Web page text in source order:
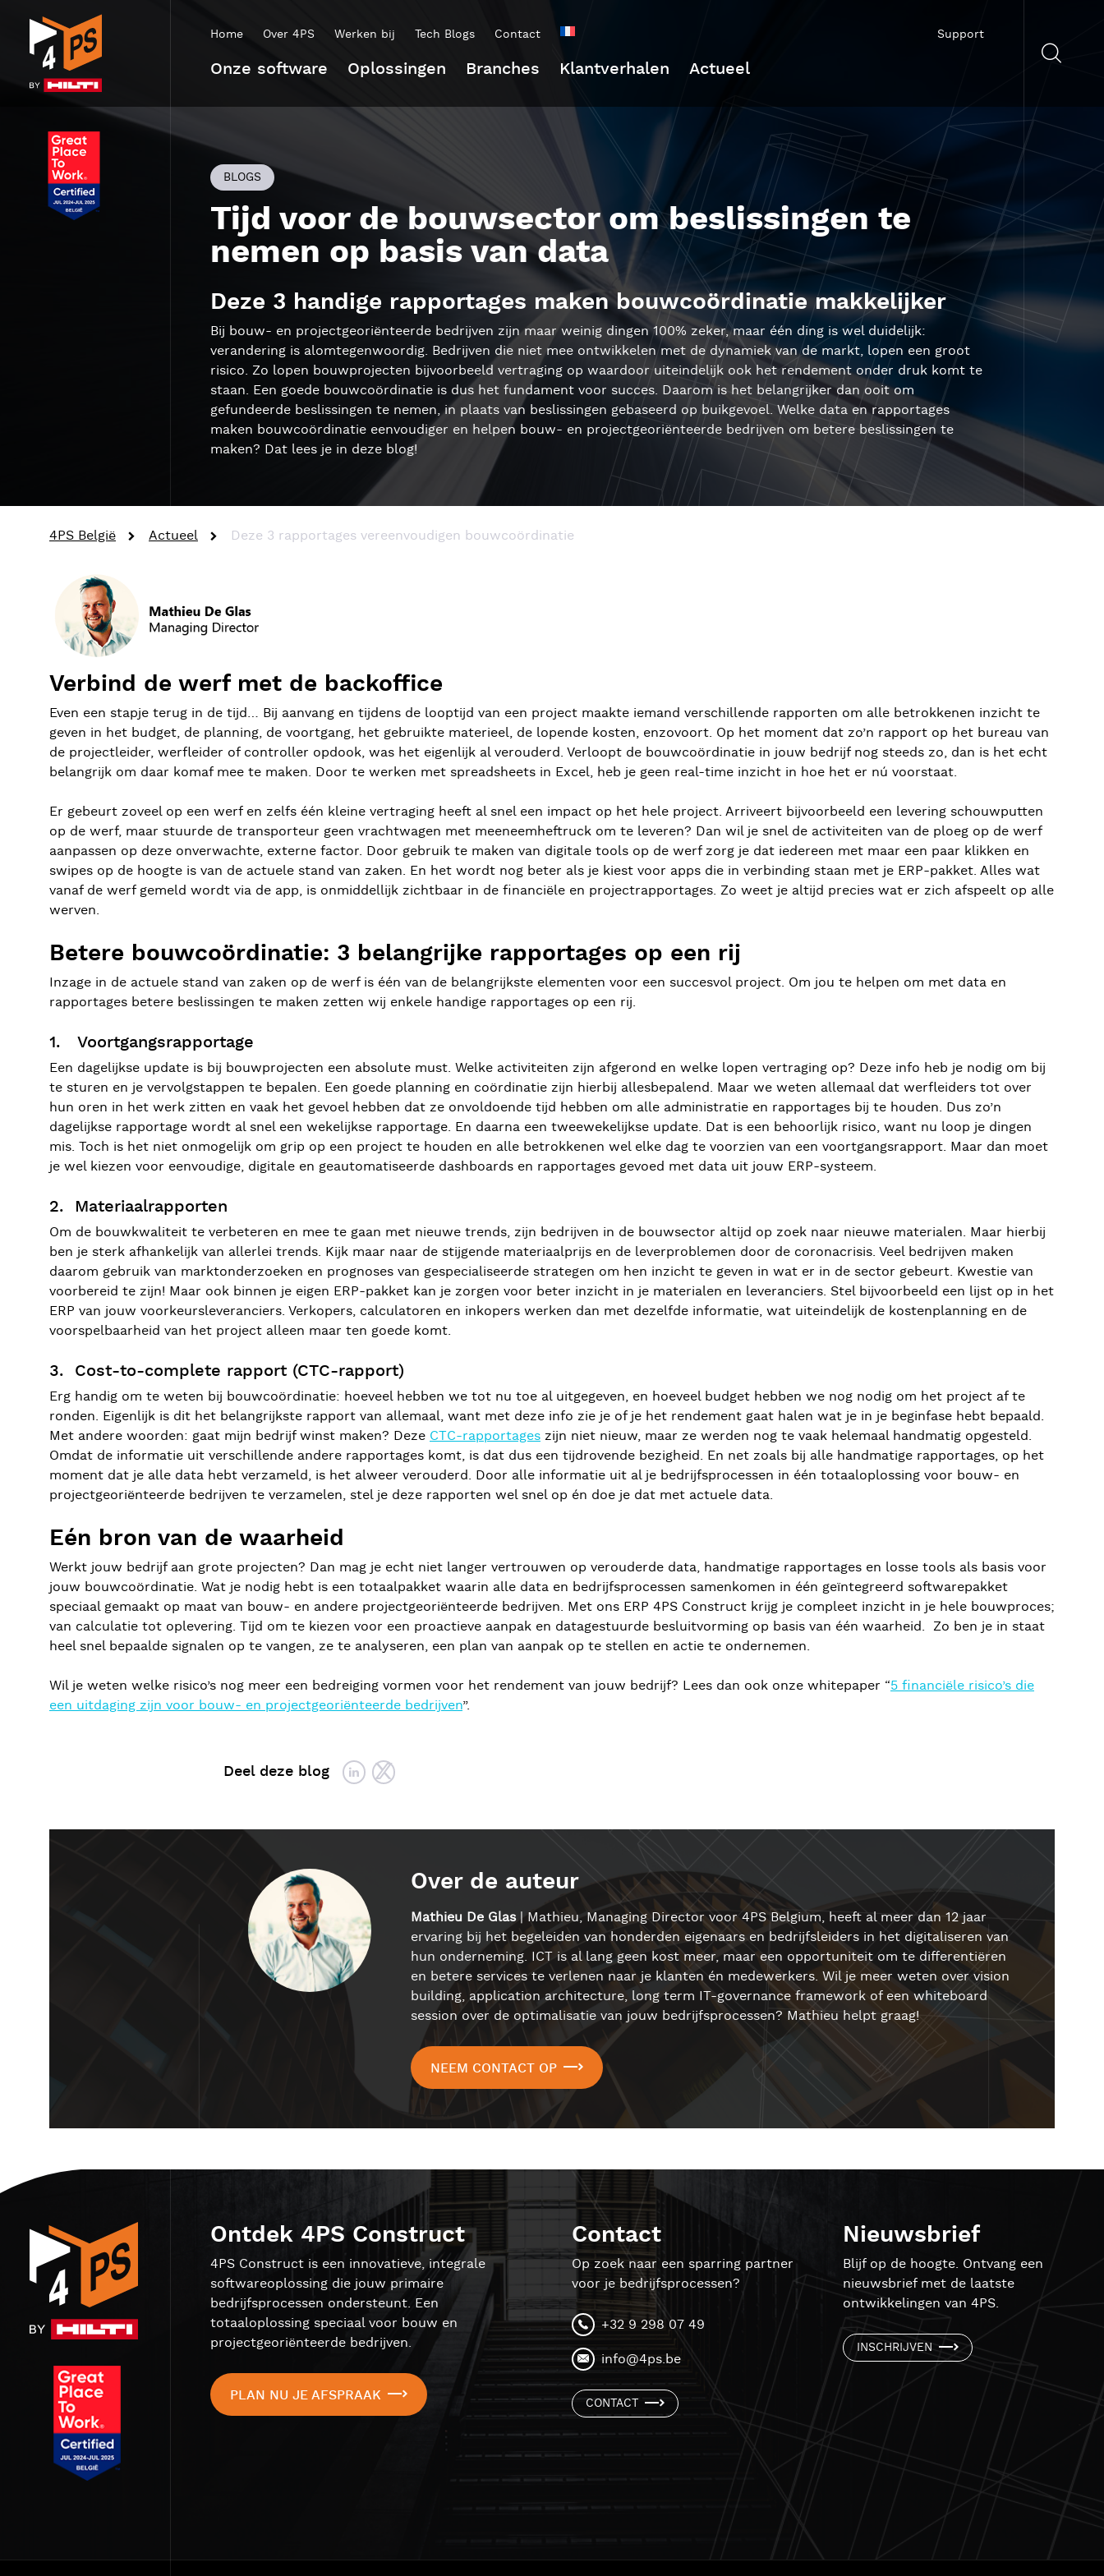
Home Over 4PS Werken bij Tech Blogs Contact
Onze software Oplossingen Branches Klantverhalen Actueel
Support
BLOGS
Tijd voor de bouwsector om beslissingen te
nemen op basis van data
Deze 3 handige rapportages maken bouwcoördinatie makkelijker
Bij bouw- en projectgeoriënteerde bedrijven zijn maar weinig dingen 100% zeker, maar één ding is wel duidelijk:
verandering is alomtegenwoordig. Bedrijven die niet mee ontwikkelen met de dynamiek van de markt, lopen een groot
risico. Zo lopen bouwprojecten bijvoorbeeld vertraging op waardoor uiteindelijk ook het rendement onder druk komt te
staan. Een goede bouwcoördinatie is dus het fundament voor succes. Daarom is het belangrijker dan ooit om
gefundeerde beslissingen te nemen, in plaats van beslissingen gebaseerd op buikgevoel. Welke data en rapportages
maken bouwcoördinatie eenvoudiger en helpen bouw- en projectgeoriënteerde bedrijven om betere beslissingen te
maken? Dat lees je in deze blog!
4PS België Actueel Deze 3 rapportages vereenvoudigen bouwcoördinatie
Verbind de werf met de backoffice
Even een stapje terug in de tijd… Bij aanvang en tijdens de looptijd van een project maakte iemand verschillende rapporten om alle betrokkenen inzicht te
geven in het budget, de planning, de voortgang, het gebruikte materieel, de lopende kosten, enzovoort. Op het moment dat zo’n rapport op het bureau van
de projectleider, werfleider of controller opdook, was het eigenlijk al verouderd. Verloopt de bouwcoördinatie in jouw bedrijf nog steeds zo, dan is het echt
belangrijk om daar komaf mee te maken. Door te werken met spreadsheets in Excel, heb je geen real-time inzicht in hoe het er nú voorstaat.
Er gebeurt zoveel op een werf en zelfs één kleine vertraging heeft al snel een impact op het hele project. Arriveert bijvoorbeeld een levering schouwputten
op de werf, maar stuurde de transporteur geen vrachtwagen met meeneemheftruck om te leveren? Dan wil je snel de activiteiten van de ploeg op de werf
aanpassen op deze onverwachte, externe factor. Door gebruik te maken van digitale tools op de werf zorg je dat iedereen met maar een paar klikken en
swipes op de hoogte is van de actuele stand van zaken. En het wordt nog beter als je kiest voor apps die in verbinding staan met je ERP-pakket. Alles wat
vanaf de werf gemeld wordt via de app, is onmiddellijk zichtbaar in de financiële en projectrapportages. Zo weet je altijd precies wat er zich afspeelt op alle
werven.
Betere bouwcoördinatie: 3 belangrijke rapportages op een rij
Inzage in de actuele stand van zaken op de werf is één van de belangrijkste elementen voor een succesvol project. Om jou te helpen om met data en
rapportages betere beslissingen te maken zetten wij enkele handige rapportages op een rij.
1. Voortgangsrapportage
Een dagelijkse update is bij bouwprojecten een absolute must. Welke activiteiten zijn afgerond en welke lopen vertraging op? Deze info heb je nodig om bij
te sturen en je vervolgstappen te bepalen. Een goede planning en coördinatie zijn hierbij allesbepalend. Maar we weten allemaal dat werfleiders tot over
hun oren in het werk zitten en vaak het gevoel hebben dat ze onvoldoende tijd hebben om alle administratie en rapportages bij te houden. Dus zo’n
dagelijkse rapportage wordt al snel een wekelijkse rapportage. En daarna een tweewekelijkse update. Dat is een behoorlijk risico, want nu loop je dingen
mis. Toch is het niet onmogelijk om grip op een project te houden en alle betrokkenen wel elke dag te voorzien van een voortgangsrapport. Maar dan moet
je wel kiezen voor eenvoudige, digitale en geautomatiseerde dashboards en rapportages gevoed met data uit jouw ERP-systeem.
2. Materiaalrapporten
Om de bouwkwaliteit te verbeteren en mee te gaan met nieuwe trends, zijn bedrijven in de bouwsector altijd op zoek naar nieuwe materialen. Maar hierbij
ben je sterk afhankelijk van allerlei trends. Kijk maar naar de stijgende materiaalprijs en de leverproblemen door de coronacrisis. Veel bedrijven maken
daarom gebruik van marktonderzoeken en prognoses van gespecialiseerde strategen om hen inzicht te geven in wat er in de sector gebeurt. Kwestie van
voorbereid te zijn! Maar ook binnen je eigen ERP-pakket kan je zorgen voor beter inzicht in je materialen en leveranciers. Stel bijvoorbeeld een lijst op in het
ERP van jouw voorkeursleveranciers. Verkopers, calculatoren en inkopers werken dan met dezelfde informatie, wat uiteindelijk de kostenplanning en de
voorspelbaarheid van het project alleen maar ten goede komt.
3. Cost-to-complete rapport (CTC-rapport)
Erg handig om te weten bij bouwcoördinatie: hoeveel hebben we tot nu toe al uitgegeven, en hoeveel budget hebben we nog nodig om het project af te
ronden. Eigenlijk is dit het belangrijkste rapport van allemaal, want met deze info zie je of je het rendement gaat halen wat je in je beginfase hebt bepaald.
Met andere woorden: gaat mijn bedrijf winst maken? Deze CTC-rapportages zijn niet nieuw, maar ze werden nog te vaak helemaal handmatig opgesteld.
Omdat de informatie uit verschillende andere rapportages komt, is dat dus een tijdrovende bezigheid. En net zoals bij alle handmatige rapportages, op het
moment dat je alle data hebt verzameld, is het alweer verouderd. Door alle informatie uit al je bedrijfsprocessen in één totaaloplossing voor bouw- en
projectgeoriënteerde bedrijven te verzamelen, stel je deze rapporten wel snel op én doe je dat met actuele data.
Eén bron van de waarheid
Werkt jouw bedrijf aan grote projecten? Dan mag je echt niet langer vertrouwen op verouderde data, handmatige rapportages en losse tools als basis voor
jouw bouwcoördinatie. Wat je nodig hebt is een totaalpakket waarin alle data en bedrijfsprocessen samenkomen in één geïntegreerd softwarepakket
speciaal gemaakt op maat van bouw- en andere projectgeoriënteerde bedrijven. Met ons ERP 4PS Construct krijg je compleet inzicht in je hele bouwproces;
van calculatie tot oplevering. Tijd om te kiezen voor een proactieve aanpak en datagestuurde besluitvorming op basis van één waarheid. Zo ben je in staat
heel snel bepaalde signalen op te vangen, ze te analyseren, een plan van aanpak op te stellen en actie te ondernemen.
Wil je weten welke risico’s nog meer een bedreiging vormen voor het rendement van jouw bedrijf? Lees dan ook onze whitepaper “5 financiële risico’s die
een uitdaging zijn voor bouw- en projectgeoriënteerde bedrijven”.
Deel deze blog
Over de auteur
Mathieu De Glas| Mathieu, Managing Director voor 4PS Belgium, heeft al meer dan 12 jaar
ervaring bij het begeleiden van honderden eigenaars en bedrijfsleiders in het digitaliseren van
hun onderneming. ICT is al lang geen kost meer, maar een opportuniteit om te differentiëren
en betere services te verlenen naar je klanten én medewerkers. Wil je meer weten over vision
building, application architecture, long term IT-governance framework of een whiteboard
session over de optimalisatie van jouw bedrijfsprocessen? Mathieu helpt graag!
NEEM CONTACT OP
Ontdek 4PS Construct
4PS Construct is een innovatieve, integrale
softwareoplossing die jouw primaire
bedrijfsprocessen ondersteunt. Een
totaaloplossing speciaal voor bouw en
projectgeoriënteerde bedrijven.
PLAN NU JE AFSPRAAK
Contact
Op zoek naar een sparring partner
voor je bedrijfsprocessen?
+32 9 298 07 49
info@4ps.be
CONTACT
Nieuwsbrief
Blijf op de hoogte. Ontvang een
nieuwsbrief met de laatste
ontwikkelingen van 4PS.
INSCHRIJVEN